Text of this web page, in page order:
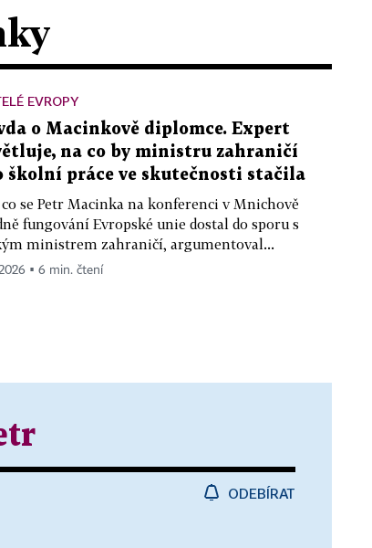
EVROPY
o Macinkově diplomce. Expert
na co by ministru zahraničí
školní práce ve skutečnosti stačila
co se Petr Macinka na konferenci v Mnichově
fungování Evropské unie dostal do sporu s
ministrem zahraničí, argumentoval...
▪ 6 min. čtení
ODEBÍRAT